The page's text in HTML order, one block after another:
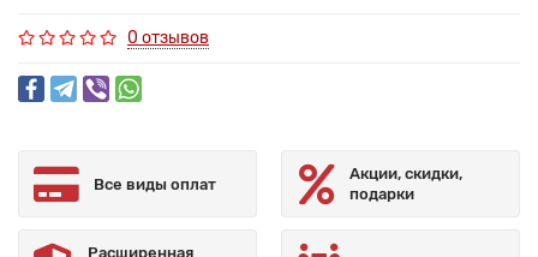
0 отзывов
Все виды оплат
Акции, скидки,
подарки
Расширенная